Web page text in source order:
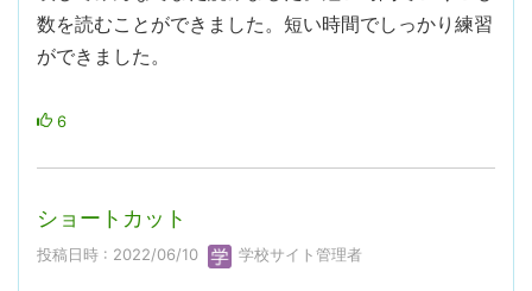
数を読むことができました。短い時間でしっかり練習
ができました。
6
ショートカット
投稿日時 : 2022/06/10 学校サイト管理者